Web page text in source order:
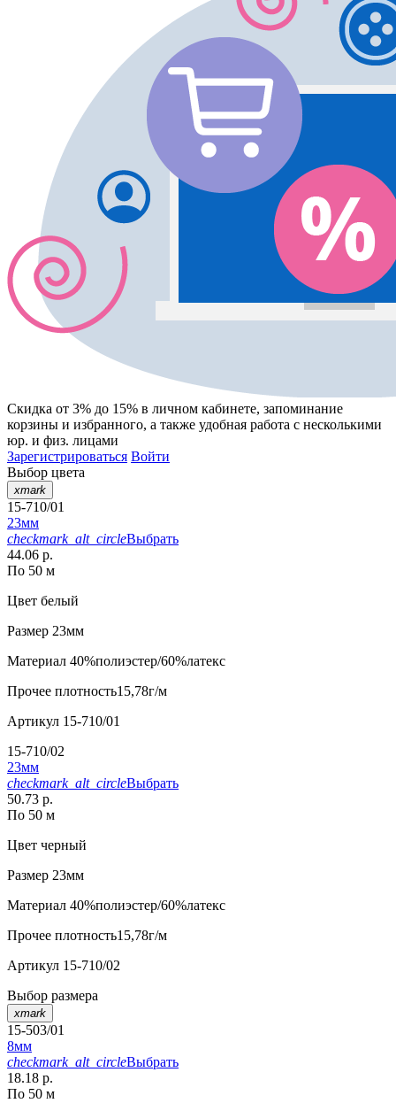
Скидка от 3% до 15% в личном кабинете, запоминание
корзины и избранного, а также удобная работа с несколькими
юр. и физ. лицами
Зарегистрироваться Войти
Выбор цвета
xmark
15-710/01
23мм
checkmark_alt_circleВыбрать
44.06 р.
По 50 м
Цвет белый
Размер 23мм
Материал 40%полиэстер/60%латекс
Прочее плотность15,78г/м
Артикул 15-710/01
15-710/02
23мм
checkmark_alt_circleВыбрать
50.73 р.
По 50 м
Цвет черный
Размер 23мм
Материал 40%полиэстер/60%латекс
Прочее плотность15,78г/м
Артикул 15-710/02
Выбор размера
xmark
15-503/01
8мм
checkmark_alt_circleВыбрать
18.18 р.
По 50 м